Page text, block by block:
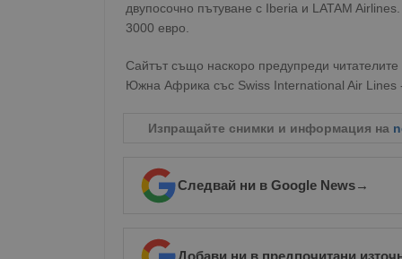
двупосочно пътуване с Iberia и LATAM
3000 евро.
Сайтът също наскоро предупреди
Южна Африка със Swiss International Air Lines
Изпращайте снимки и информация на
Следвай ни в Google News→
Добави ни в предпочитани